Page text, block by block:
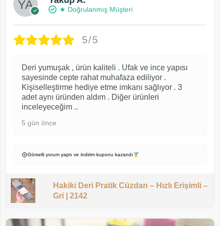
★ Doğrulanmış Müşteri
5/5
Deri yumuşak , ürün kaliteli . Ufak ve ince yapısı
sayesinde cepte rahat muhafaza ediliyor .
Kişiselleştirme hediye etme imkanı sağlıyor . 3
adet aynı üründen aldım . Diğer ürünleri
inceleyeceğim ..
5 gün önce
Görselli yorum yaptı ve indirim kuponu kazandı
Hakiki Deri Pratik Cüzdan – Hızlı Erişimli –
Gri | 2142